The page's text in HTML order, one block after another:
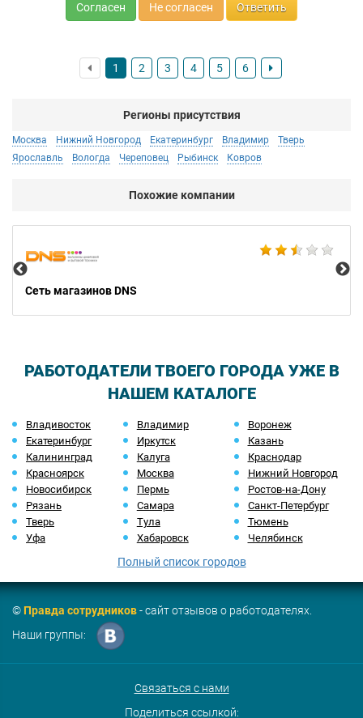
Согласен Не согласен Ответить
1 2 3 4 5 6
Регионы присутствия
Москва Нижний Новгород Екатеринбург Владимир
Тверь
Ярославль
Вологда Череповец Рыбинск Ковров
Похожие компании
Сеть магазинов DNS
РАБОТОДАТЕЛИ ТВОЕГО ГОРОДА УЖЕ В
НАШЕМ КАТАЛОГЕ
Владивосток Владимир
Воронеж
Екатеринбург
Иркутск
Казань
Калининград
Калуга
Краснодар
Красноярск
Москва
Нижний Новгород
Новосибирск
Пермь
Ростов-на-Дону
Рязань
Самара
Санкт-Петербург
Тверь
Тула
Тюмень
Уфа
Хабаровск Челябинск
Полный список городов
©Правда сотрудников- сайт отзывов о работодателях.
Наши группы:
Связаться с нами
Поделиться ссылкой: